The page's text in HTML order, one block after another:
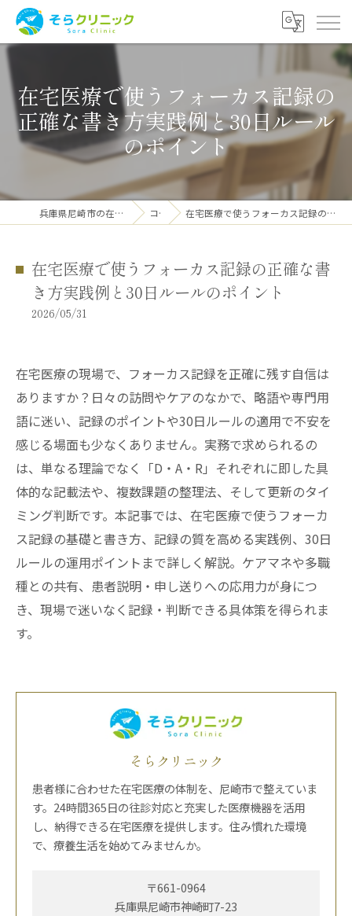
在宅医療で使うフォーカス記録の
正確な書き方実践例と30日ルール
のポイント
兵庫県尼崎市の在宅医療ならそらクリニック コラム 在宅医療で使うフォーカス記録の正確な書き方実践例と30日ルールのポイント
在宅医療で使うフォーカス記録の正確な書
き方実践例と30日ルールのポイント
2026/05/31
在宅医療の現場で、フォーカス記録を正確に残す自信は
ありますか？日々の訪問やケアのなかで、略語や専門用
語に迷い、記録のポイントや30日ルールの適用で不安を
感じる場面も少なくありません。実務で求められるの
は、単なる理論でなく「D・A・R」それぞれに即した具
体的な記載法や、複数課題の整理法、そして更新のタイ
ミング判断です。本記事では、在宅医療で使うフォーカ
ス記録の基礎と書き方、記録の質を高める実践例、30日
ルールの運用ポイントまで詳しく解説。ケアマネや多職
種との共有、患者説明・申し送りへの応用力が身につ
き、現場で迷いなく記録・判断できる具体策を得られま
す。
そらクリニック
患者様に合わせた在宅医療の体制を、尼崎市で整えていま
す。24時間365日の往診対応と充実した医療機器を活用
し、納得できる在宅医療を提供します。住み慣れた環境
で、療養生活を始めてみませんか。
〒661-0964
兵庫県尼崎市神崎町7-23